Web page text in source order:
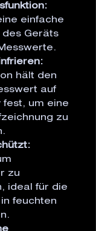
einfache
des Geräts
hält den
auf
fest, um eine
zu
zu
ideal für die
feuchten